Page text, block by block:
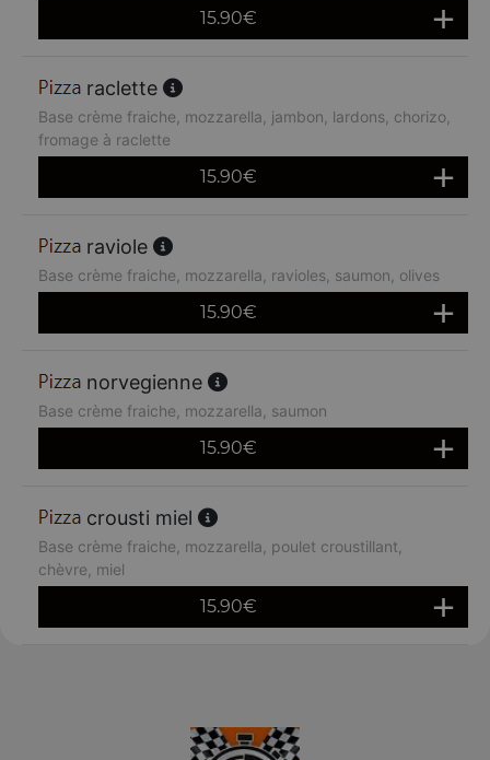
15.90€
raclette
Base crème fraiche, mozzarella, jambon, lardons, chorizo,
fromage à raclette
15.90€
raviole
Base crème fraiche, mozzarella, ravioles, saumon, olives
15.90€
norvegienne
Base crème fraiche, mozzarella, saumon
15.90€
crousti miel
Base crème fraiche, mozzarella, poulet croustillant,
chèvre, miel
15.90€